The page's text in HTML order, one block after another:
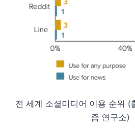
전 세계 소셜미디어 이용 순위 (
즘 연구소)